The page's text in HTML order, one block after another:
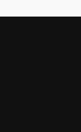
Für
160.000 Euro